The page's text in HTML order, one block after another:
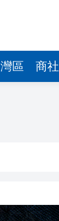
灣區 商社